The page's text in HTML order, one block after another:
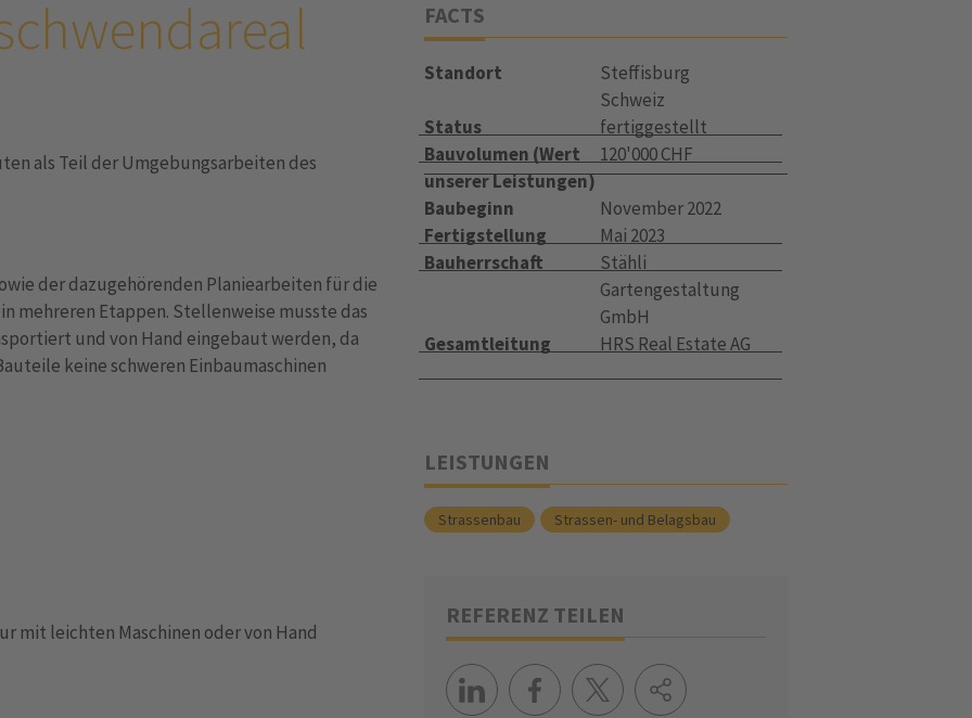
als Teil der Umgebungsarbeiten des
der dazugehörenden Planiearbeiten für die
mehreren Etappen. Stellenweise musste das
und von Hand eingebaut werden, da
keine schweren Einbaumaschinen
mit leichten Maschinen oder von Hand
FACTS
Standort
Steffisburg
Schweiz
Status
fertiggestellt
Bauvolumen (Wert
unserer Leistungen)
120'000 CHF
Baubeginn
November 2022
Fertigstellung
Mai 2023
Bauherrschaft
Stähli
Gartengestaltung
GmbH
Gesamtleitung
HRS Real Estate AG
LEISTUNGEN
Strassenbau Strassen- und Belagsbau
REFERENZ TEILEN